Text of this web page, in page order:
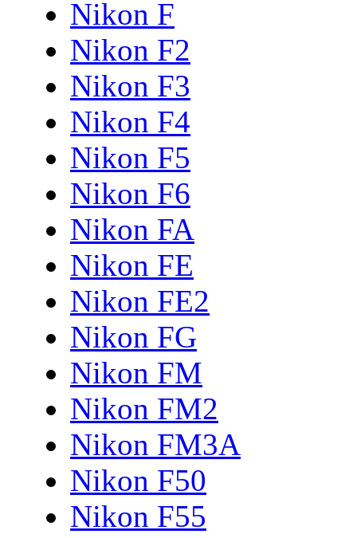
Nikon F
Nikon F2
Nikon F3
Nikon F4
Nikon F5
Nikon F6
Nikon FA
Nikon FE
Nikon FE2
Nikon FG
Nikon FM
Nikon FM2
Nikon FM3A
Nikon F50
Nikon F55